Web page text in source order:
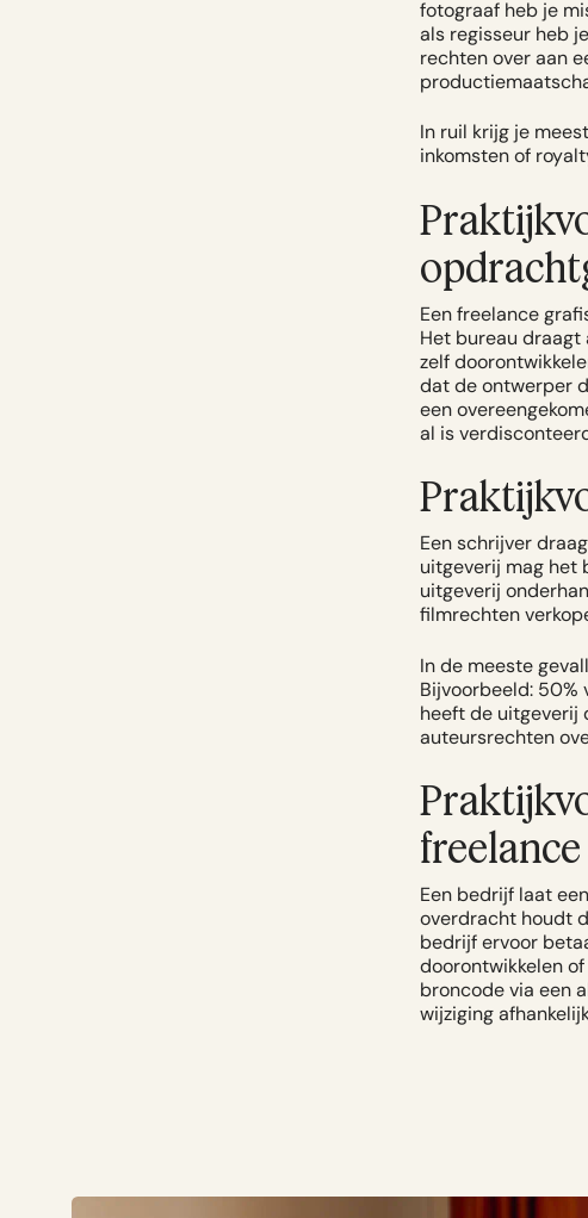
fotograaf heb je
als regisseur heb
rechten over aan
In ruil krijg je
inkomsten of
Een freelance
Het bureau draagt
zelf
dat de ontwerper
een
al is
Een schrijver
uitgeverij mag het
uitgeverij
filmrechten
In de meeste
Bijvoorbeeld: 50%
heeft de uitgeverij
auteursrechten
Een bedrijf laat
overdracht houdt
bedrijf ervoor
doorontwikkelen
broncode via een
wijziging